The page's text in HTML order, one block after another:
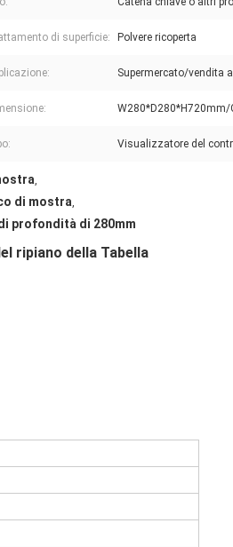
di superficie: Polvere ricoperta
Supermercato/vendita
W280*D280*H720mm/
Visualizzatore del
,
di mostra,
profondità di 280mm
ripiano della Tabella